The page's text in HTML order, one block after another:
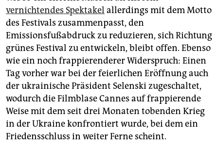
vernichtendes Spektakel allerdings mit dem Motto
des Festivals zusammenpasst, den
Emissionsfußabdruck zu reduzieren, sich Richtung
grünes Festival zu entwickeln, bleibt offen. Ebenso
wie ein noch frappierenderer Widerspruch: Einen
Tag vorher war bei der feierlichen Eröffnung auch
der ukrainische Präsident Selenski zugeschaltet,
wodurch die Filmblase Cannes auf frappierende
Weise mit dem seit drei Monaten tobenden Krieg
in der Ukraine konfrontiert wurde, bei dem ein
Friedensschluss in weiter Ferne scheint.